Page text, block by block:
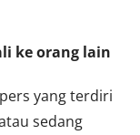
ke orang lain
yang terdiri
sedang